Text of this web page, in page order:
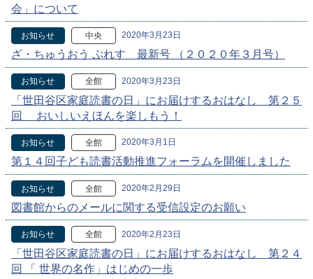
会」について
お知らせ 中央 2020年3月23日
ざ・ちゅうおう ぷれす 最新号 （２０２０年３月号）
お知らせ 全館 2020年3月23日
「世田谷区家庭読書の日」にお届けするおはなし 第２５
回 おいしいえほんを楽しもう！
お知らせ 全館 2020年3月1日
第１４回子ども読書活動推進フォーラムを開催しました
お知らせ 全館 2020年2月29日
図書館からのメールに関する受信設定のお願い
お知らせ 全館 2020年2月23日
「世田谷区家庭読書の日」にお届けするおはなし 第２４
回 「 世界の名作」はじめの一歩